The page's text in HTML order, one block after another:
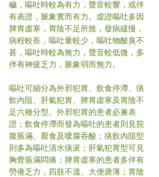
穢，嘔吐時較為有力，聲音較響，或伴
有表證，脈象實而有力。虛證嘔吐多因
脾胃虛寒，胃陰不足所致，發病緩慢，
病程較長，嘔吐量較少，嘔吐物酸臭不
甚，嘔吐時較為無力，聲音較低微，多
伴有神疲乏力，脈象弱而無力。
嘔吐可細分為外邪犯胃、飲食停滯、痰
飲內阻、肝氣犯胃、脾胃虛寒及胃陰不
足六種分型。外邪犯胃的患者必兼表
證；飲食停滯而發為嘔吐的患者則見脘
腹脹滿、厭食及噯腐吞酸；痰飲內阻型
則多為嘔吐清水痰涎；肝氣犯胃型可見
胸脅脹滿悶痛；脾胃虛寒的患者多伴有
勞倦乏力，四肢不溫、大便溏薄；胃陰